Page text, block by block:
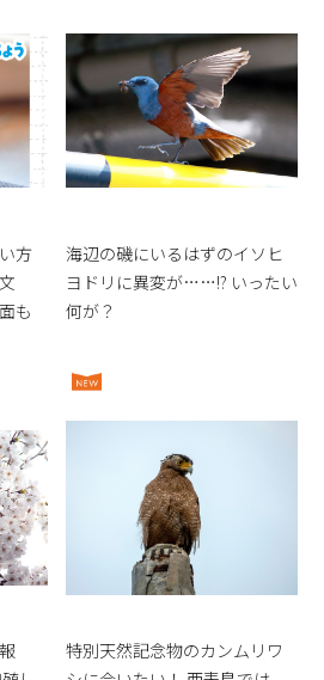
方
も
海辺の磯にいるはずのイソヒ
ヨドリに異変が……!? いったい
何が？
特別天然記念物のカンムリワ